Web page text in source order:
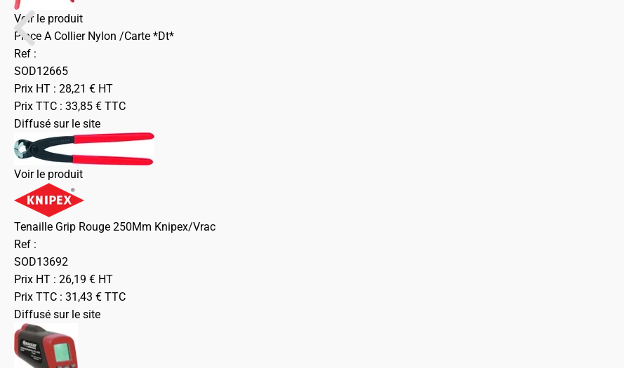
Voir le produit
Pince A Collier Nylon /Carte *Dt*
Ref :
SOD12665
Prix HT : 28,21 € HT
Prix TTC : 33,85 € TTC
Diffusé sur le site
Voir le produit
Tenaille Grip Rouge 250Mm Knipex/Vrac
Ref :
SOD13692
Prix HT : 26,19 € HT
Prix TTC : 31,43 € TTC
Diffusé sur le site